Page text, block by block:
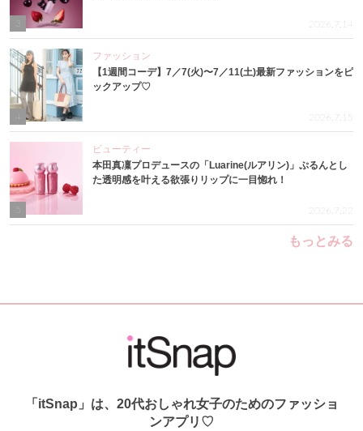
3 2026.7.14
4
ファッション
【1週間コーデ】7／7(火)〜7／11(土)最新ファッションをピ
ックアップ♡
2026.7.15
ビューティー
本田真凜プロデュースの「Luarine(ルアリン)」ぷるんとし
た透明感を叶える欲張りリップに一目惚れ！
2026.7.22
もっとみる
「itSnap」は、20代おしゃれ女子のためのファッショ
ンアプリ♡